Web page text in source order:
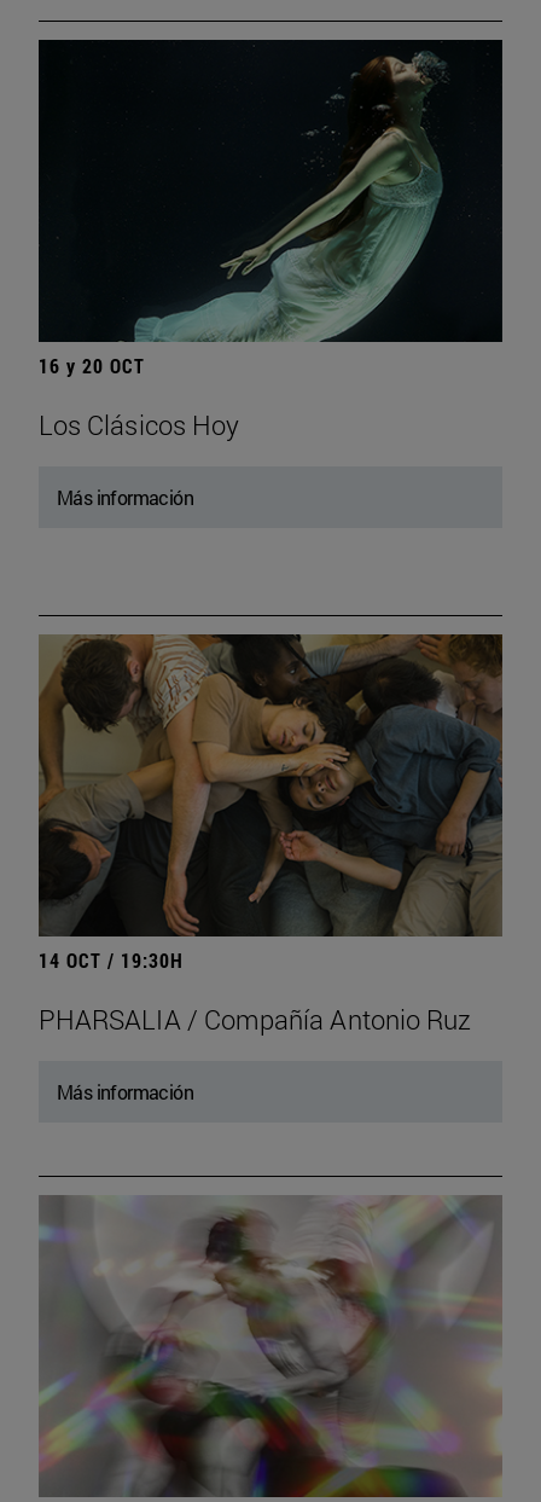
16 y 20 OCT
Los Clásicos Hoy
Más información
14 OCT / 19:30H
PHARSALIA / Compañía Antonio Ruz
Más información